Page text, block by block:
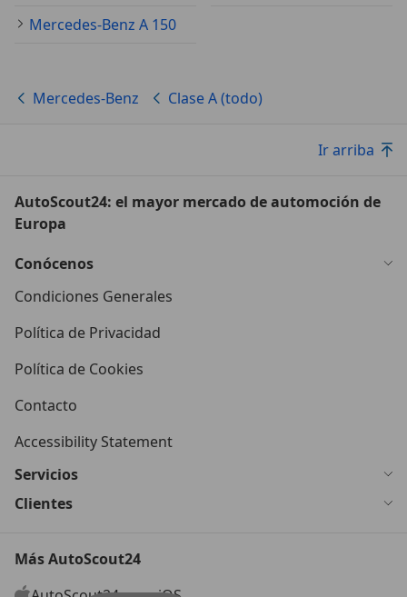
Mercedes-Benz A 150
Mercedes-Benz Clase A (todo)
Ir arriba
AutoScout24: el mayor mercado de automoción de
Europa
Conócenos
Condiciones Generales
Política de Privacidad
Política de Cookies
Contacto
Accessibility Statement
Servicios
Clientes
Más AutoScout24